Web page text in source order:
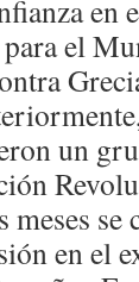
en
el
un
se
en el